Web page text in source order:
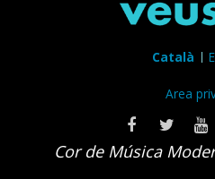
Català
Area
Cor de Música